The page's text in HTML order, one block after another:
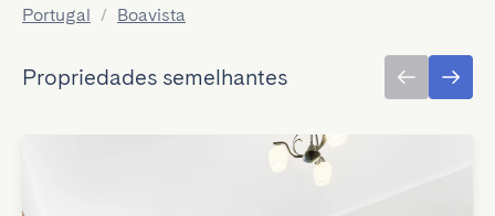
Portugal / Boavista
Propriedades semelhantes